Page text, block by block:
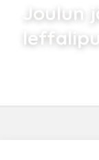
Joulun